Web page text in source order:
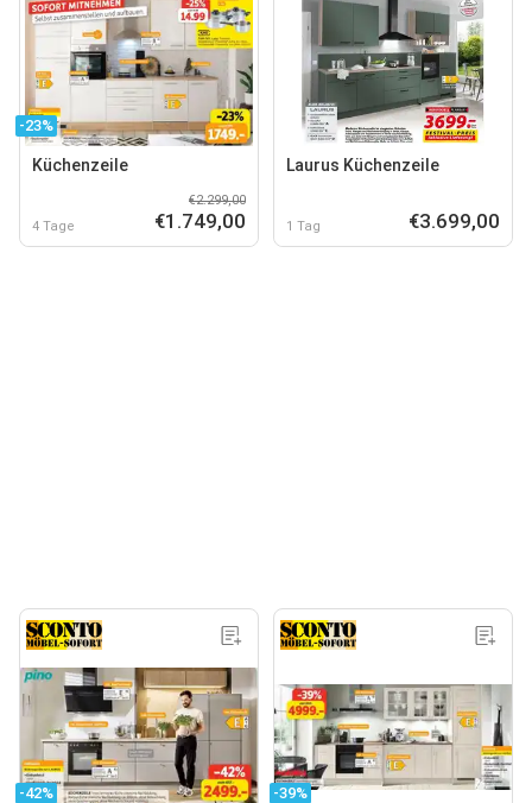
-23%
Küchenzeile
4 Tage
€2.299,00
€1.749,00
Laurus Küchenzeile
1 Tag €3.699,00
-42% -39%